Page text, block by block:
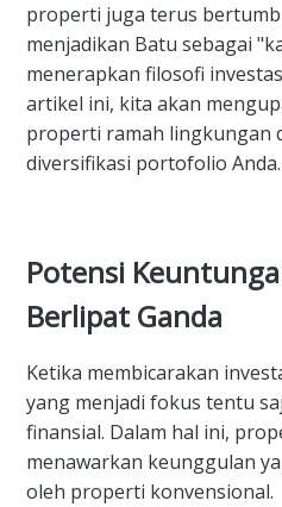
properti juga terus
menjadikan Batu sebagai
menerapkan filosofi
artikel ini, kita akan
properti ramah lingkungan
diversifikasi portofolio Anda.
Potensi
Berlipat Ganda
Ketika membicarakan
yang menjadi fokus tentu
finansial. Dalam hal ini,
menawarkan keunggulan
oleh properti konvensional.